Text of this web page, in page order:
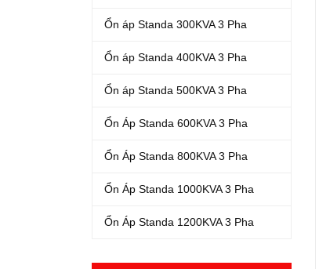
Ổn áp Standa 300KVA 3 Pha
Ổn áp Standa 400KVA 3 Pha
Ổn áp Standa 500KVA 3 Pha
Ổn Áp Standa 600KVA 3 Pha
Ổn Áp Standa 800KVA 3 Pha
Ổn Áp Standa 1000KVA 3 Pha
Ổn Áp Standa 1200KVA 3 Pha